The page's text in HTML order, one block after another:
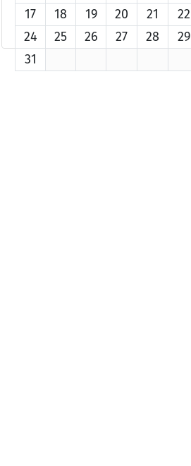
17
18 19 20 21 22
24
25 26 27 28 29
31